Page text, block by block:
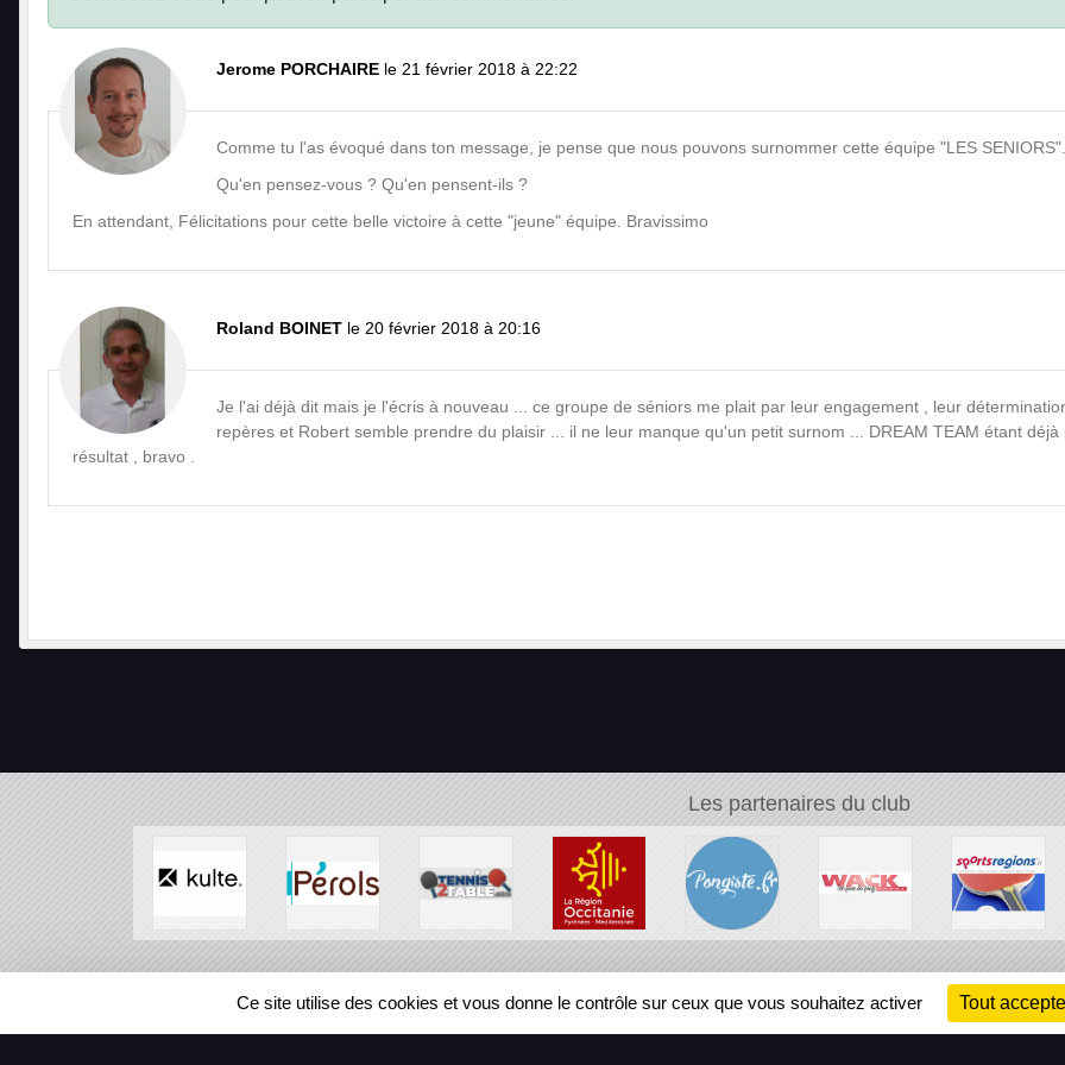
Jerome PORCHAIRE le 21 février 2018 à 22:22
Comme tu l'as évoqué dans ton message, je pense que nous pouvons surnommer cette équipe "LES SENIORS".
Qu'en pensez-vous ? Qu'en pensent-ils ?
En attendant, Félicitations pour cette belle victoire à cette "jeune" équipe. Bravissimo
Roland BOINET le 20 février 2018 à 20:16
Je l'ai déjà dit mais je l'écris à nouveau ... ce groupe de séniors me plait par leur engagement , leur
repères et Robert semble prendre du plaisir ... il ne leur manque qu'un petit surnom ... DREAM TEAM étant
résultat , bravo .
Les partenaires du club
REGIONS
Ce site utilise des cookies et vous donne le contrôle sur ceux que vous souhaitez activer Tout